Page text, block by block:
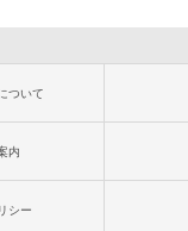
ついて
内
シー